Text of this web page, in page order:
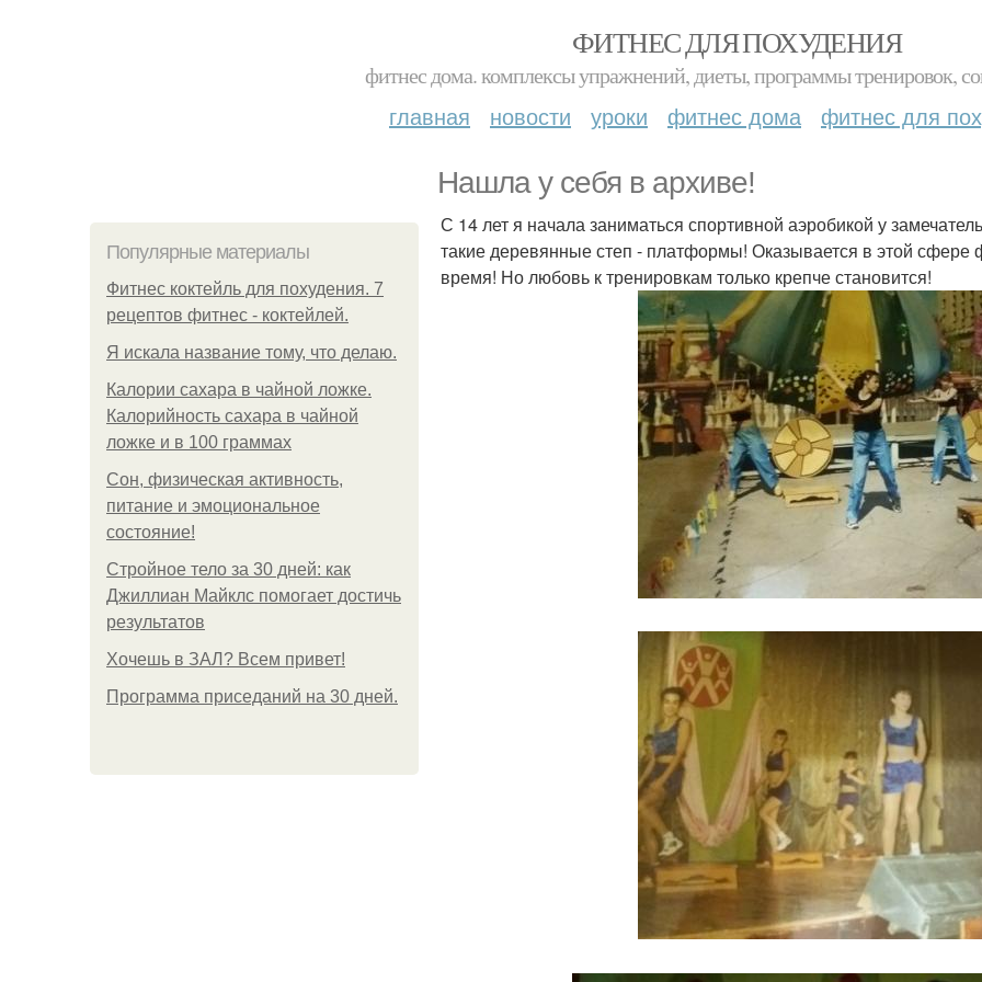
ФИТНЕС ДЛЯ ПОХУДЕНИЯ
фитнес дома. комплексы упражнений, диеты, программы тренировок,
главная новости уроки фитнес дома фитнес для
Нашла у себя в архиве!
Популярные материалы
Фитнес коктейль для похудения. 7
рецептов фитнес - коктейлей.
Я искала название тому, что делаю.
Калории сахара в чайной ложке.
Калорийность сахара в чайной
ложке и в 100 граммах
Сон, физическая активность,
питание и эмоциональное
состояние!
Стройное тело за 30 дней: как
Джиллиан Майклс помогает достичь
результатов
Хочешь в ЗАЛ? Всем привет!
Программа приседаний на 30 дней.
С 14 лет я начала заниматься спортивной аэробикой у
такие деревянные степ - платформы! Оказывается в этой сфере
время! Но любовь к тренировкам только крепче становится!